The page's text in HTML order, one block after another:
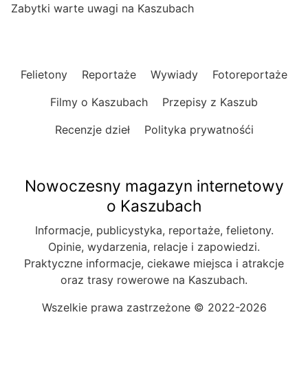
Zabytki warte uwagi na Kaszubach
Felietony Reportaże Wywiady
Fotoreportaże
Filmy o Kaszubach
Przepisy z Kaszub
Recenzje dzieł
Polityka prywatnośći
Nowoczesny magazyn internetowy
o Kaszubach
Informacje, publicystyka, reportaże, felietony.
Opinie, wydarzenia, relacje i zapowiedzi.
Praktyczne informacje, ciekawe miejsca i atrakcje
oraz trasy rowerowe na Kaszubach.
Wszelkie prawa zastrzeżone © 2022-2026